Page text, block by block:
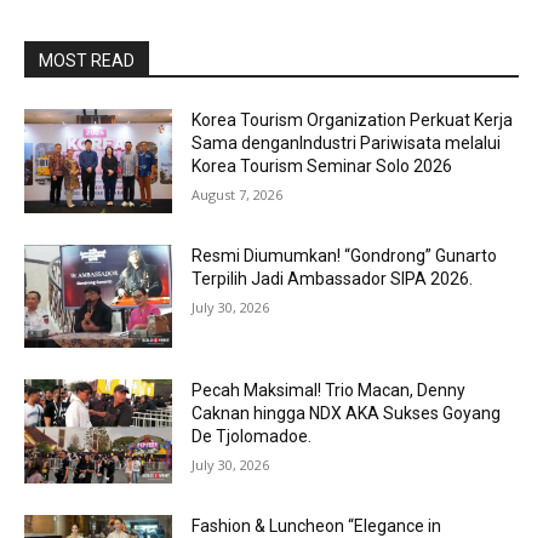
MOST READ
Korea Tourism Organization Perkuat Kerja
Sama denganIndustri Pariwisata melalui
Korea Tourism Seminar Solo 2026
August 7, 2026
Resmi Diumumkan! “Gondrong” Gunarto
Terpilih Jadi Ambassador SIPA 2026.
July 30, 2026
Pecah Maksimal! Trio Macan, Denny
Caknan hingga NDX AKA Sukses Goyang
De Tjolomadoe.
July 30, 2026
Fashion & Luncheon “Elegance in